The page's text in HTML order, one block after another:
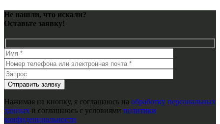
Не нашли, что искали?
Оставьте заявку!
Нажимая на кнопку, я соглашаюсь на обработку персональных
данных и соглашаюсь с условиями политики
конфиденциальности